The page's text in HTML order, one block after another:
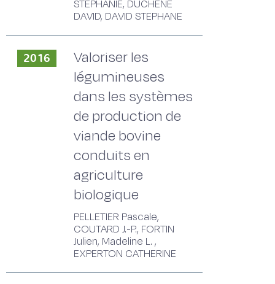
STEPHANIE, DUCHENE
DAVID, DAVID STEPHANE
2016
Valoriser les
légumineuses
dans les systèmes
de production de
viande bovine
conduits en
agriculture
biologique
PELLETIER Pascale,
COUTARD J.-P., FORTIN
Julien, Madeline L. ,
EXPERTON CATHERINE